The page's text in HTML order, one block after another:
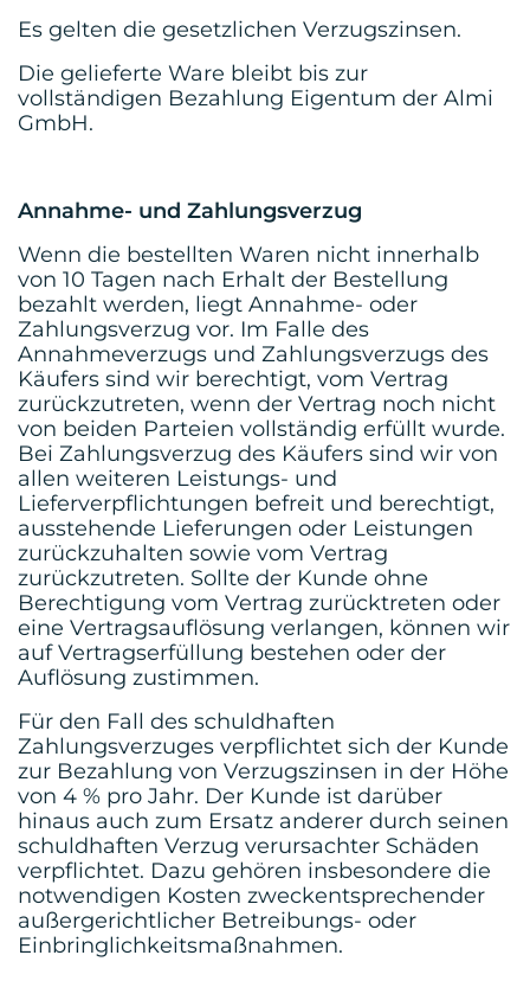
Es gelten die gesetzlichen Verzugszinsen.
Die gelieferte Ware bleibt bis zur
vollständigen Bezahlung Eigentum der Almi
GmbH.
Annahme- und Zahlungsverzug
Wenn die bestellten Waren nicht innerhalb
von 10 Tagen nach Erhalt der Bestellung
bezahlt werden, liegt Annahme- oder
Zahlungsverzug vor. Im Falle des
Annahmeverzugs und Zahlungsverzugs des
Käufers sind wir berechtigt, vom Vertrag
zurückzutreten, wenn der Vertrag noch nicht
von beiden Parteien vollständig erfüllt wurde.
Bei Zahlungsverzug des Käufers sind wir von
allen weiteren Leistungs- und
Lieferverpflichtungen befreit und berechtigt,
ausstehende Lieferungen oder Leistungen
zurückzuhalten sowie vom Vertrag
zurückzutreten. Sollte der Kunde ohne
Berechtigung vom Vertrag zurücktreten oder
eine Vertragsauflösung verlangen, können wir
auf Vertragserfüllung bestehen oder der
Auflösung zustimmen.
Für den Fall des schuldhaften
Zahlungsverzuges verpflichtet sich der Kunde
zur Bezahlung von Verzugszinsen in der Höhe
von 4 % pro Jahr. Der Kunde ist darüber
hinaus auch zum Ersatz anderer durch seinen
schuldhaften Verzug verursachter Schäden
verpflichtet. Dazu gehören insbesondere die
notwendigen Kosten zweckentsprechender
außergerichtlicher Betreibungs- oder
Einbringlichkeitsmaßnahmen.